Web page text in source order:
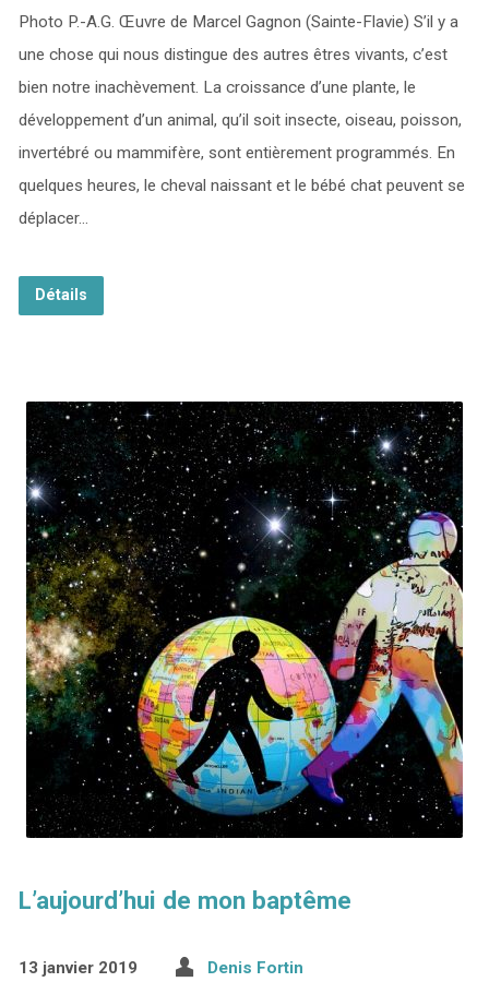
Photo P.-A.G. Œuvre de Marcel Gagnon (Sainte-Flavie) S’il y a
une chose qui nous distingue des autres êtres vivants, c’est
bien notre inachèvement. La croissance d’une plante, le
développement d’un animal, qu’il soit insecte, oiseau, poisson,
invertébré ou mammifère, sont entièrement programmés. En
quelques heures, le cheval naissant et le bébé chat peuvent se
déplacer…
Détails
L’aujourd’hui de mon baptême
13 janvier 2019 Denis Fortin